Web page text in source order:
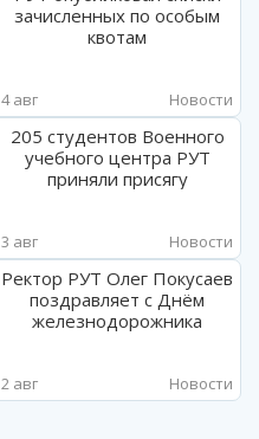
зачисленных по особым
квотам
4 авг Новости
205 студентов Военного
учебного центра РУТ
приняли присягу
3 авг Новости
Ректор РУТ Олег Покусаев
поздравляет с Днём
железнодорожника
2 авг Новости